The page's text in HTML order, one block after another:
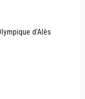
d'Alès